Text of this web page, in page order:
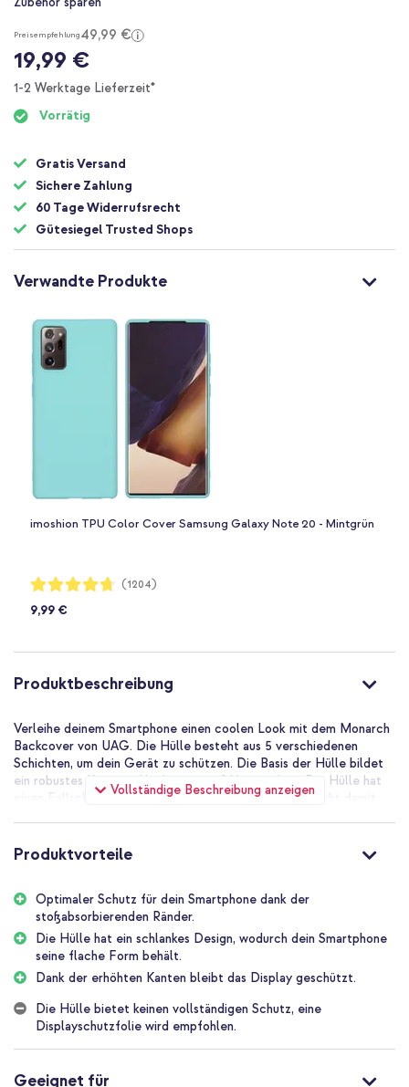
Preisempfehlung49,99 €
19,99 €
1-2 Werktage Lieferzeit*
Vorrätig
Gratis Versand
Sichere Zahlung
60 Tage Widerrufsrecht
Gütesiegel Trusted Shops
Verwandte Produkte
imoshion TPU Color Cover Samsung Galaxy Note 20 - Mintgrün
Bewertung:
94%
(1204)
9,99 €
Produktbeschreibung
Vollständige Beschreibung anzeigen
Verleihe deinem Smartphone einen coolen Look mit dem Monarch
Backcover von UAG. Die Hülle besteht aus 5 verschiedenen
Schichten, um dein Gerät zu schützen. Die Basis der Hülle bildet
ein robustes Kunststoffgehäuse mit Silikonrändern. Die Hülle hat
einen Fallschutz bis zu 5 Metern getestet und entspricht damit
Schutz für dein Telefon. Die Hülle besteht aus fünf verschiedenen
Schichten Die stabile Kunststoffschale sorgt für eine starke Basis.
Diese Basis verfügt über stoßabsorbierende Ränder aus Silikon.
Die Hülle hat einen Fallschutz bis zu 5 Metern getestet und
entspricht damit den MIL-STD-810G Sturztest-Standards.
Außerdem hat das Gehäuse erhöhte Ränder, die einen zusätzlichen
Schutz für das Display bieten.
flaches Design behält. Perfekt, wenn du die Hülle gern in deiner
Produktvorteile
Optimaler Schutz für dein Smartphone dank der
stoßabsorbierenden Ränder.
Die Hülle hat ein schlankes Design, wodurch dein Smartphone
seine flache Form behält.
Dank der erhöhten Kanten bleibt das Display geschützt.
Die Hülle bietet keinen vollständigen Schutz, eine
Displayschutzfolie wird empfohlen.
Geeignet für